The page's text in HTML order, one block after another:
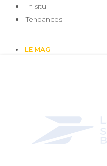
In situ
Tendances
LE MAG